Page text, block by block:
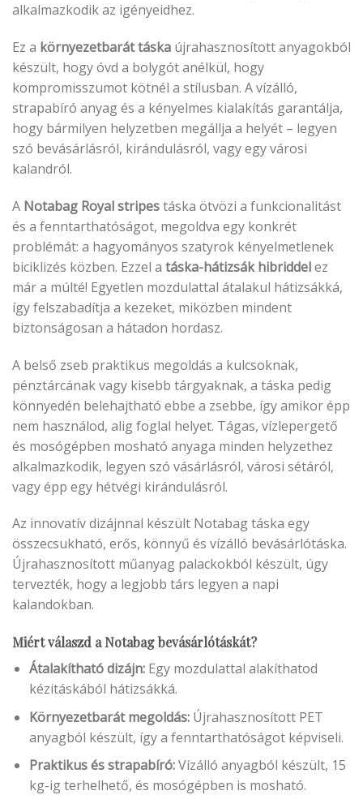
alkalmazkodik az igényeidhez.
Ez a környezetbarát táska újrahasznosított anyagokból
készült, hogy óvd a bolygót anélkül, hogy
kompromisszumot kötnél a stílusban. A vízálló,
strapabíró anyag és a kényelmes kialakítás garantálja,
hogy bármilyen helyzetben megállja a helyét – legyen
szó bevásárlásról, kirándulásról, vagy egy városi
kalandról.
A Notabag Royal stripestáska ötvözi a funkcionalitást
és a fenntarthatóságot, megoldva egy konkrét
problémát: a hagyományos szatyrok kényelmetlenek
biciklizés közben. Ezzel a táska-hátizsák hibriddelez
már a múlté! Egyetlen mozdulattal átalakul hátizsákká,
így felszabadítja a kezeket, miközben mindent
biztonságosan a hátadon hordasz.
A belső zseb praktikus megoldás a kulcsoknak,
pénztárcának vagy kisebb tárgyaknak, a táska pedig
könnyedén belehajtható ebbe a zsebbe, így amikor épp
nem használod, alig foglal helyet. Tágas, vízlepergető
és mosógépben mosható anyaga minden helyzethez
alkalmazkodik, legyen szó vásárlásról, városi sétáról,
vagy épp egy hétvégi kirándulásról.
Az innovatív dizájnnal készült Notabag táska egy
összecsukható, erős, könnyű és vízálló bevásárlótáska.
Újrahasznosított műanyag palackokból készült, úgy
tervezték, hogy a legjobb társ legyen a napi
kalandokban.
Miért válaszd a Notabag bevásárlótáskát?
Átalakítható dizájn:Egy mozdulattal alakíthatod
kézitáskából hátizsákká.
Környezetbarát megoldás:Újrahasznosított PET
anyagból készült, így a fenntarthatóságot képviseli.
Praktikus és strapabíró:Vízálló anyagból készült, 15
kg-ig terhelhető, és mosógépben is mosható.